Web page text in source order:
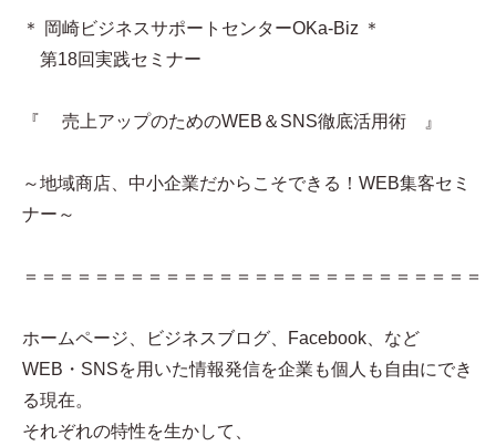
＊ 岡崎ビジネスサポートセンターOKa-Biz ＊
第18回実践セミナー
『 売上アップのためのWEB＆SNS徹底活用術 』
～地域商店、中小企業だからこそできる！WEB集客セミ
ナー～
＝＝＝＝＝＝＝＝＝＝＝＝＝＝＝＝＝＝＝＝＝＝＝＝＝＝
ホームページ、ビジネスブログ、Facebook、など
WEB・SNSを用いた情報発信を企業も個人も自由にでき
る現在。
それぞれの特性を生かして、